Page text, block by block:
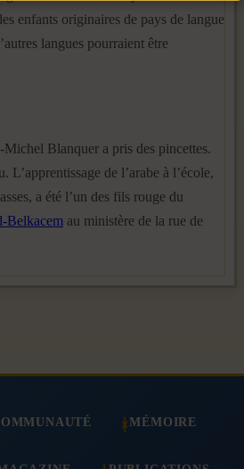
enfants originaires de pays de langue
langues pourraient être
Blanquer a pris des pincettes.
L’apprentissage de l’arabe à l’école,
a été l’un des fils rouge du
Belkacem au ministère de la rue de
MÉMOIRE